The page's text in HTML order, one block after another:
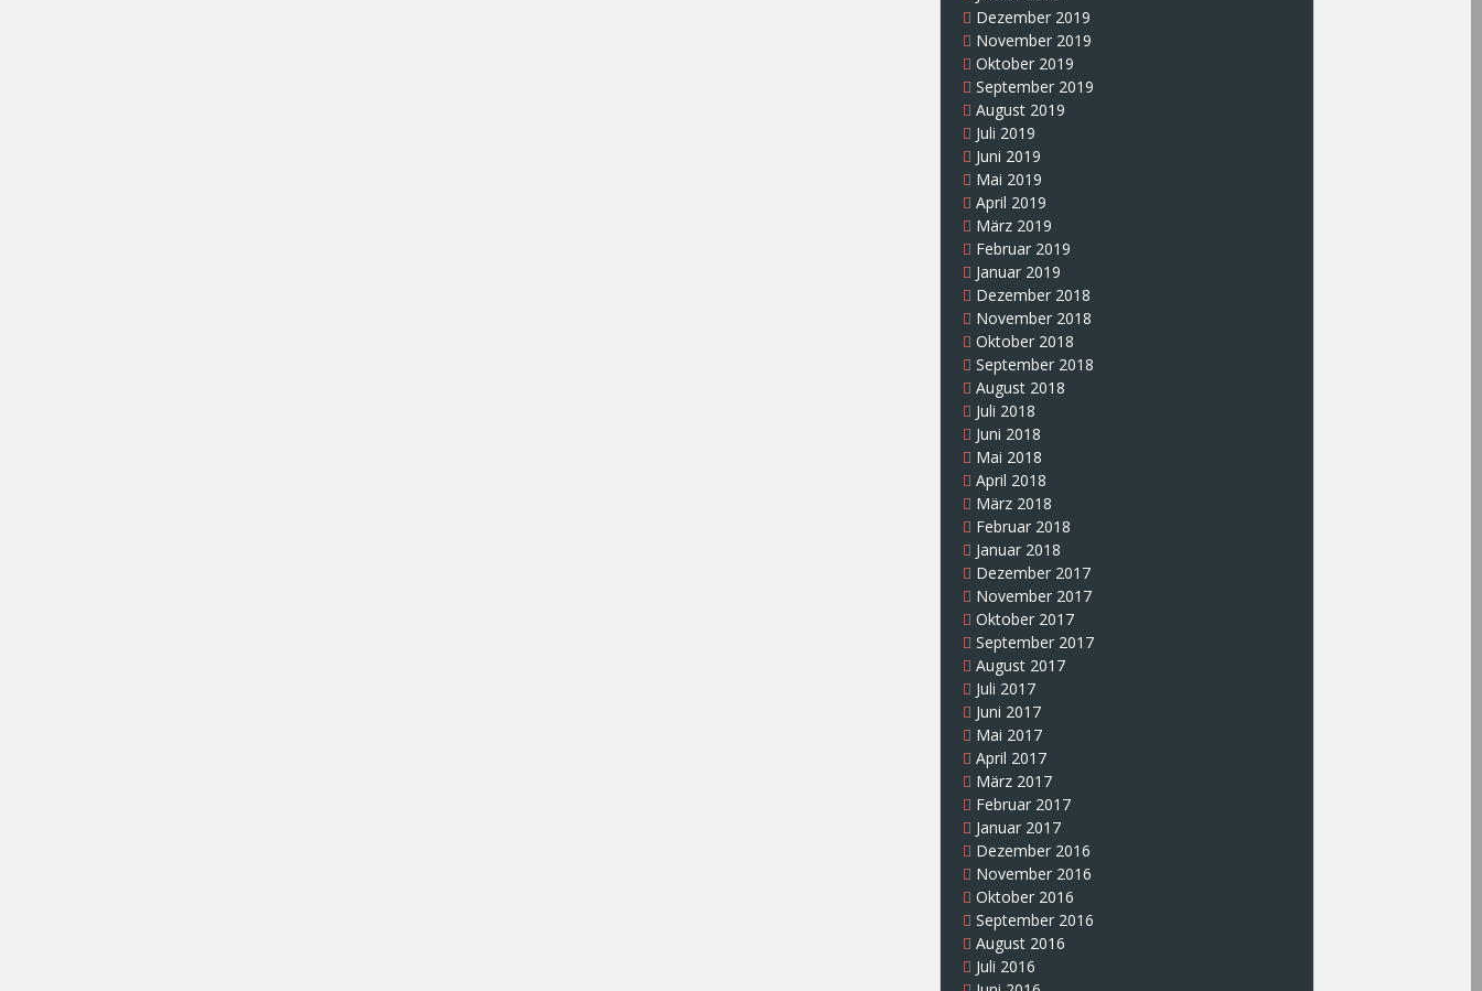
Dezember 2019
November 2019
Oktober 2019
September 2019
August 2019
Juli 2019
Juni 2019
Mai 2019
April 2019
März 2019
Februar 2019
Januar 2019
Dezember 2018
November 2018
Oktober 2018
September 2018
August 2018
Juli 2018
Juni 2018
Mai 2018
April 2018
März 2018
Februar 2018
Januar 2018
Dezember 2017
November 2017
Oktober 2017
September 2017
August 2017
Juli 2017
Juni 2017
Mai 2017
April 2017
März 2017
Februar 2017
Januar 2017
Dezember 2016
November 2016
Oktober 2016
September 2016
August 2016
Juli 2016